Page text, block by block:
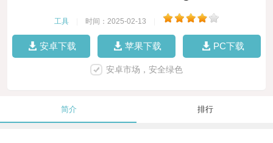
工具 时间：2025-02-13
安卓下载 苹果下载 PC下载
安卓市场，安全绿色
简介 排行